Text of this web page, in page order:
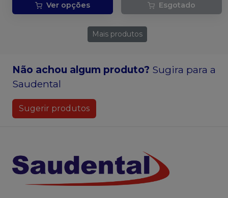
Ver opções Esgotado
Mais produtos
Não achou algum produto? Sugira para a
Saudental
Sugerir produtos